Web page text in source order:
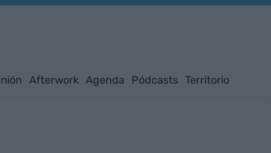
Afterwork Agenda Pódcasts Territorio